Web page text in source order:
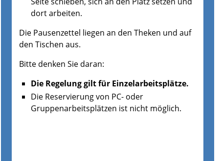
dort arbeiten.
Die Pausenzettel liegen an den Theken und auf
den Tischen aus.
Bitte denken Sie daran:
Die Regelung gilt für Einzelarbeitsplätze.
Die Reservierung von PC- oder
Gruppenarbeitsplätzen ist nicht möglich.